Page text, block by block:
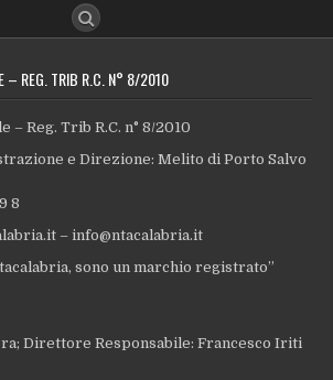
– REG. TRIB R.C. N° 8/2010
– Reg. Trib R.C. n° 8/2010
e Direzione: Melito di Porto Salvo
8
– info@ntacalabria.it
sono un marchio registrato”
Direttore Responsabile: Francesco Iriti